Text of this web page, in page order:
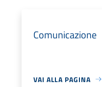
Comunicazione
VAI ALLA PAGINA